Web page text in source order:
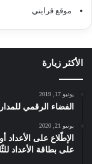
موقع قرايتي
الأكثر زيارة
يونيو 17, 2019
الفضاء الرقمي
يونيو 21, 2020
الإطّلاع على الأعداد
على بطاقة الأعداد